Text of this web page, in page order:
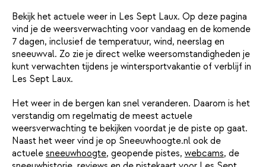
Bekijk het actuele weer in Les Sept Laux. Op deze pagina
vind je de weersverwachting voor vandaag en de komende
7 dagen, inclusief de temperatuur, wind, neerslag en
sneeuwval. Zo zie je direct welke weersomstandigheden je
kunt verwachten tijdens je wintersportvakantie of verblijf in
Les Sept Laux.
Het weer in de bergen kan snel veranderen. Daarom is het
verstandig om regelmatig de meest actuele
weersverwachting te bekijken voordat je de piste op gaat.
Naast het weer vind je op Sneeuwhoogte.nl ook de
actuele sneeuwhoogte, geopende pistes, webcams, de